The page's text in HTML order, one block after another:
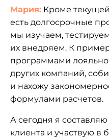
Мария: Кроме
есть долгосрочные
мы изучаем,
их внедряем. К
программами
других компаний,
и нахожу
формулами расчетов.
А сегодня я
клиента и участвую в